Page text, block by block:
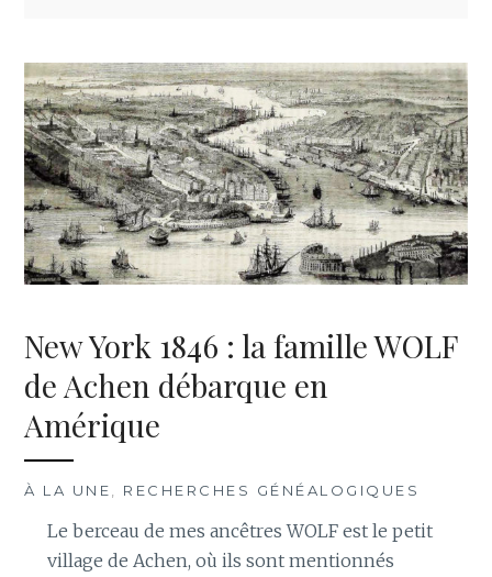
New York 1846 : la famille WOLF
de Achen débarque en
Amérique
À LA UNE RECHERCHES GÉNÉALOGIQUES
Le berceau de mes ancêtres WOLF est le petit
village de Achen, où ils sont mentionnés